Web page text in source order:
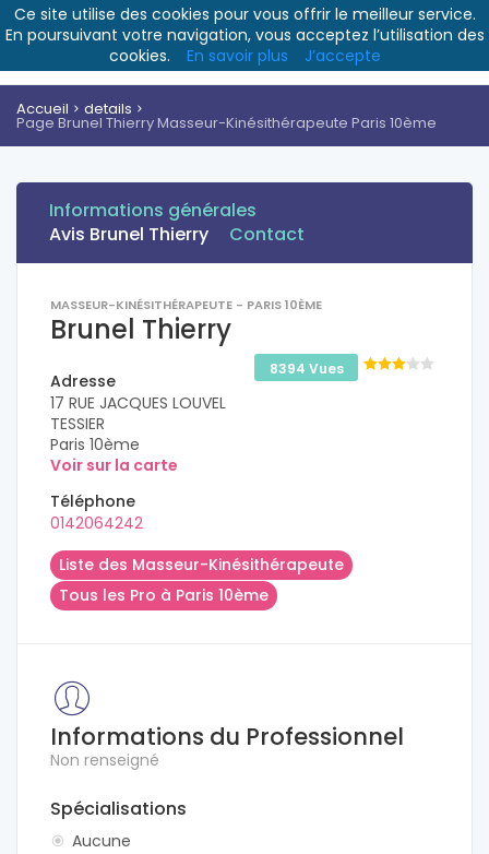
Accueil details
Page Brunel Thierry Masseur-Kinésithérapeute Paris 10ème
Informations générales
Avis Brunel Thierry
Contact
MASSEUR-KINÉSITHÉRAPEUTE - PARIS 10ÈME
Brunel Thierry
8394 Vues
Adresse
17 RUE JACQUES LOUVEL
TESSIER
Paris 10ème
Voir sur la carte
Téléphone
0142064242
Liste des Masseur-Kinésithérapeute
Tous les Pro à Paris 10ème
Informations du Professionnel
Non renseigné
Spécialisations
Aucune
Ce site utilise des cookies pour vous offrir le meilleur service.
En poursuivant votre navigation, vous acceptez l’utilisation des
cookies.
En savoir plus J’accepte